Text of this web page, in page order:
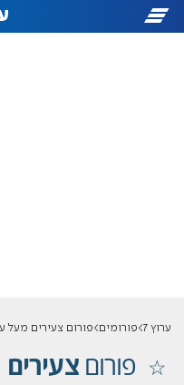
ערוץ 7 פורומים פורום צעירים מעל
פורום